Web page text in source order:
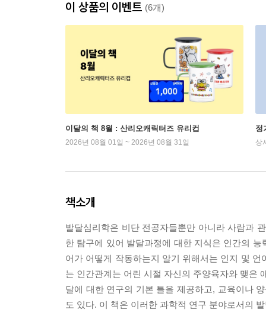
이 상품의 이벤트 (6개)
이달의 책 8월 : 산리오캐릭터즈 유리컵
2026년 08월 01일 ~ 2026년 08월 31일
정
상
책소개
발달심리학은 비단 전공자들뿐만 아니라 사람과
한 탐구에 있어 발달과정에 대한 지식은 인간의
어가 어떻게 작동하는지 알기 위해서는 인지 및
는 인간관계는 어린 시절 자신의 주양육자와 맺은
달에 대한 연구의 기본 틀을 제공하고, 교육이나
도 있다. 이 책은 이러한 과학적 연구 분야로서의